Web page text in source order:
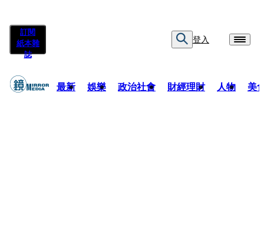
訂閱
紙本雜
誌
登入
最新 娛樂 政治社會 財經理財 人物 美